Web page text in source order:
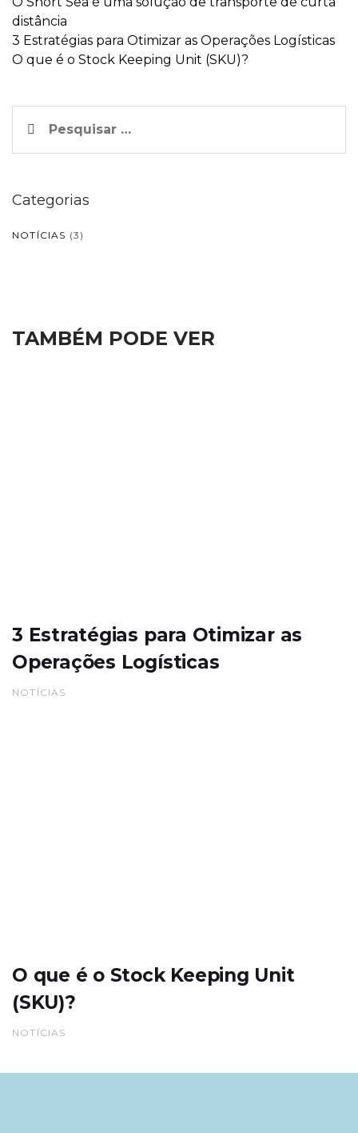
distância
3 Estratégias para Otimizar as Operações Logísticas
O que é o Stock Keeping Unit (SKU)?
por:
Categorias
NOTÍCIAS (3)
TAMBÉM PODE VER
3 Estratégias para Otimizar as
Operações Logísticas
NOTÍCIAS
O que é o Stock Keeping Unit
(SKU)?
NOTÍCIAS